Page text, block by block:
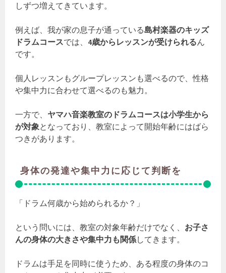
しずつ増えてきています。
例えば、我が家の息子が通っている島村楽器のキッズ
ドラムコースでは、 4歳からレッスンが受けられるん
です。
個人レッスンもグループレッスンも選べるので、性格
や集中力に合わせて選べるのも魅力。
一方で、 ヤマハ音楽教室のドラムコースは小学生から
が対象となっており、教室によって開始年齢にはばら
つきがあります。
身体の発達や集中力に応じて判断を
「ドラム何歳から始められるか？」
という問いには、教室の対象年齢だけでなく、 お子さ
んの身体の大きさや集中力も関係してきます。
ドラムは手足を同時に使うため、ある程度の身体のコ